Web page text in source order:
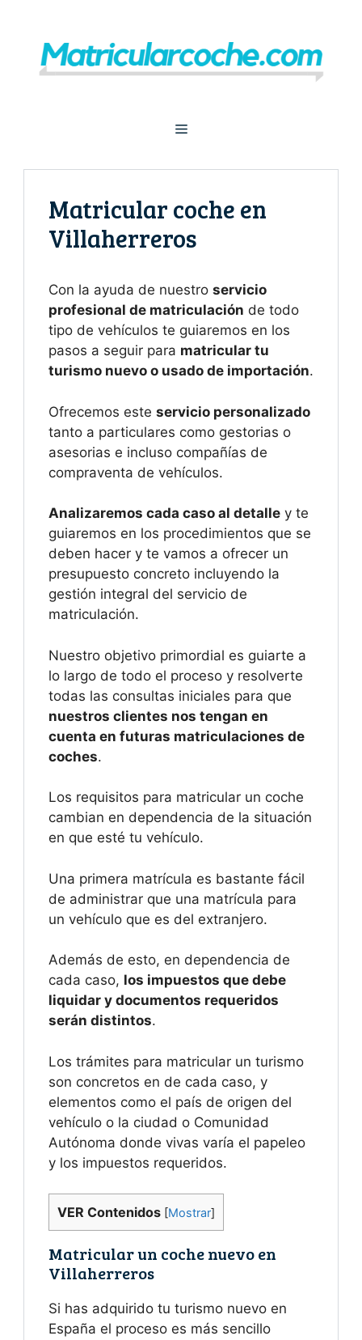
contenido
Menú
Matricular coche en
Villaherreros
Con la ayuda de nuestro servicio
profesional de matriculación de todo
tipo de vehículos te guiaremos en los
pasos a seguir para matricular tu
turismo nuevo o usado de importación.
Ofrecemos este servicio personalizado
tanto a particulares como gestorias o
asesorias e incluso compañías de
compraventa de vehículos.
Analizaremos cada caso al detalle y te
guiaremos en los procedimientos que se
deben hacer y te vamos a ofrecer un
presupuesto concreto incluyendo la
gestión integral del servicio de
matriculación.
Nuestro objetivo primordial es guiarte a
lo largo de todo el proceso y resolverte
todas las consultas iniciales para que
nuestros clientes nos tengan en
cuenta en futuras matriculaciones de
coches.
Los requisitos para matricular un coche
cambian en dependencia de la situación
en que esté tu vehículo.
Una primera matrícula es bastante fácil
de administrar que una matrícula para
un vehículo que es del extranjero.
Además de esto, en dependencia de
cada caso, los impuestos que debe
liquidar y documentos requeridos
serán distintos.
Los trámites para matricular un turismo
son concretos en de cada caso, y
elementos como el país de origen del
vehículo o la ciudad o Comunidad
Autónoma donde vivas varía el papeleo
y los impuestos requeridos.
VER Contenidos [Mostrar]
Matricular un coche nuevo en
Villaherreros
Si has adquirido tu turismo nuevo en
España el proceso es más sencillo